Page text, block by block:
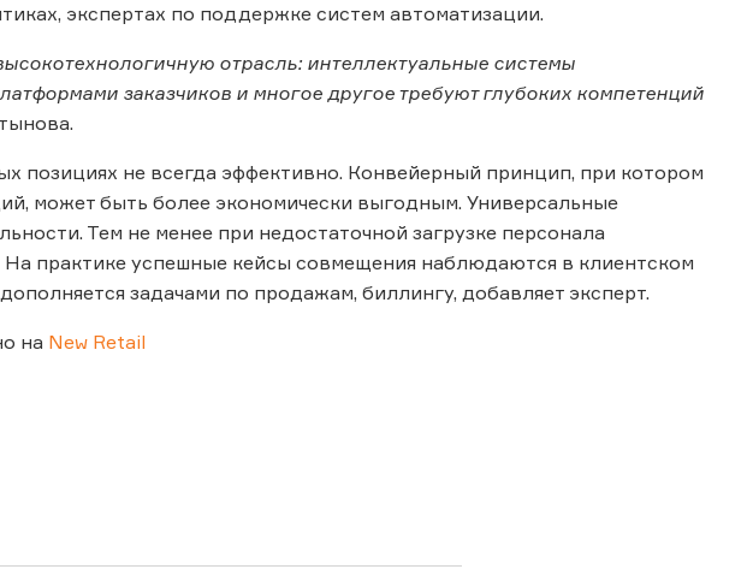
экспертах по поддержке систем автоматизации.
отрасль: интеллектуальные системы
заказчиков и многое другое требуют глубоких компетенций
позициях не всегда эффективно. Конвейерный принцип, при котором
может быть более экономически выгодным. Универсальные
Тем не менее при недостаточной загрузке персонала
практике успешные кейсы совмещения наблюдаются в клиентском
задачами по продажам, биллингу, добавляет эксперт.
на New Retail